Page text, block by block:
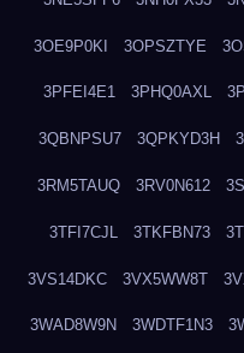
3OE9P0KI 3OPSZTYE
3PFEI4E1 3PHQ0AXL
3QBNPSU7 3QPKYD3H
3RM5TAUQ 3RV0N612
3TFI7CJL 3TKFBN73
3VS14DKC 3VX5WW8T
3WAD8W9N 3WDTF1N3